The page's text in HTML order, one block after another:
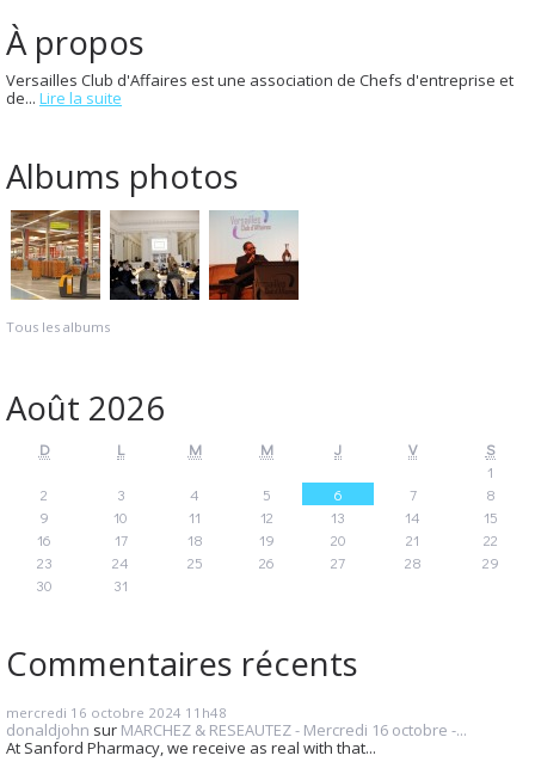
À propos
Versailles Club d'Affaires est une association de Chefs d'entreprise et
de... Lire la suite
Albums photos
Tous les albums
Août 2026
D L M M J V
S
1
2
3 4 5 6 7
8
9
10 11 12 13 14
15
16
17 18 19 20 21
22
23
24 25 26 27 28
29
30
31
Commentaires récents
mercredi 16 octobre 2024 11h48
donaldjohn sur MARCHEZ & RESEAUTEZ - Mercredi 16 octobre -...
At Sanford Pharmacy, we receive as real with that...